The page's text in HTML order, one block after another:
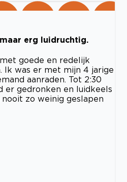
erg luidruchtig.
goede en redelijk
Ik was er met mijn 4 jarige
aanraden. Tot 2:30
er gedronken en luidkeels
zo weinig geslapen